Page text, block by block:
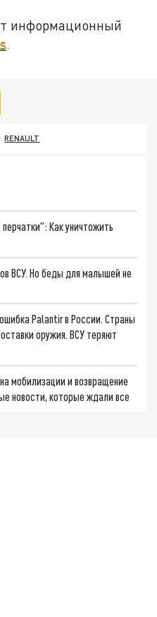
информационный
.
RENAULT
Как уничтожить
ВСУ. Но беды для малышей не
Palantir в России. Страны
оружия. ВСУ теряют
мобилизации и возвращение
новости, которые ждали все